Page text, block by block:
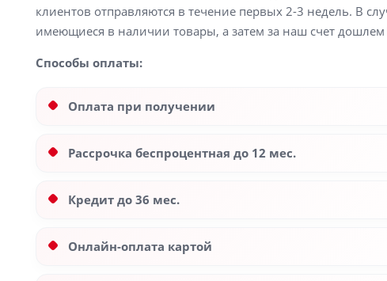
клиентов отправляются в течение первых 2-3 недель. В
имеющиеся в наличии товары, а затем за наш счет дошлем
Способы оплаты:
Оплата при получении
Рассрочка беспроцентная до 12 мес.
Кредит до 36 мес.
Онлайн-оплата картой